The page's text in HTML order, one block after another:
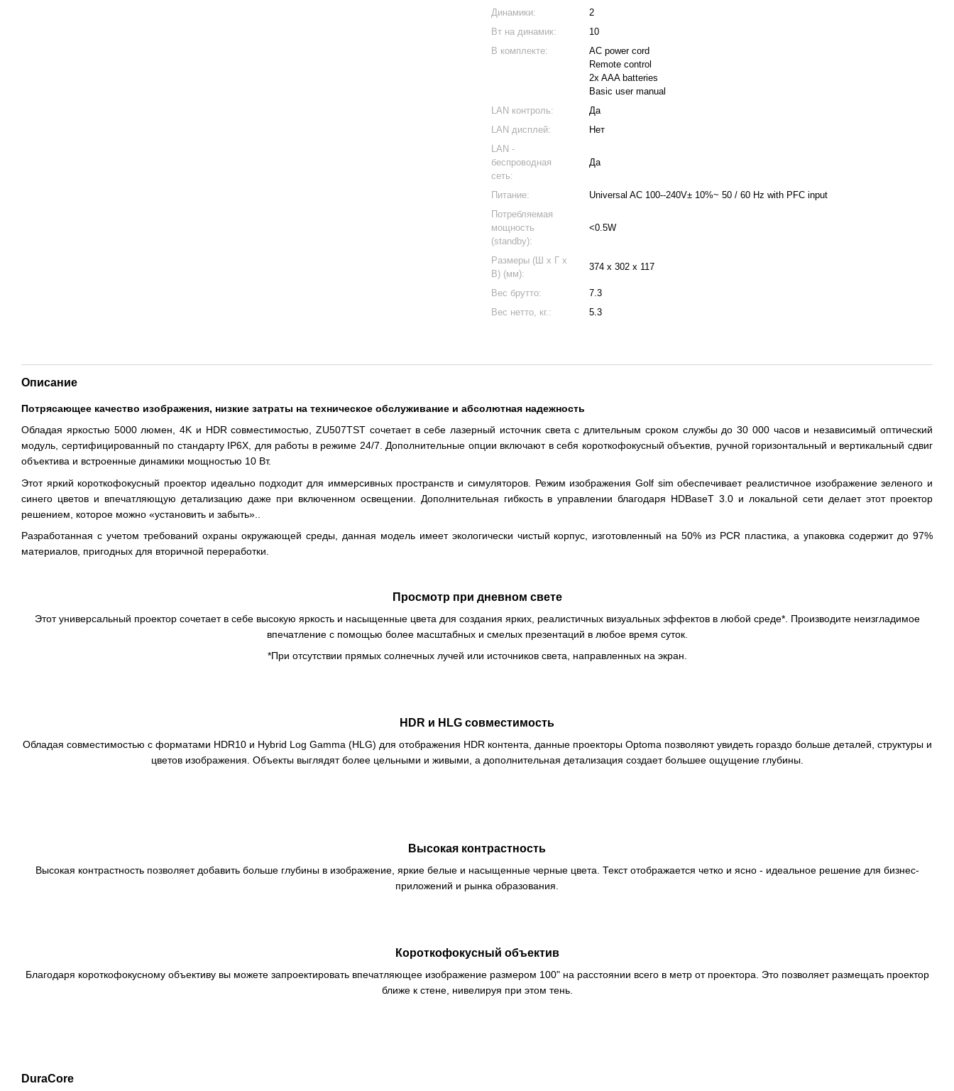
Динамики:
2
Вт на динамик:
10
В комплекте:
AC power cord
Remote control
2x AAA batteries
Basic user manual
LAN контроль:
Да
LAN дисплей:
Нет
LAN -
беспроводная
сеть:
Да
Питание:
Universal AC 100--240V± 10%~ 50 / 60 Hz with PFC input
Потребляемая
мощность
(standby):
<0.5W
Размеры (Ш x Г x
В) (мм):
374 x 302 x 117
Вес брутто:
7.3
Вес нетто, кг.:
5.3
Описание
Потрясающее качество изображения, низкие затраты на техническое обслуживание и абсолютная надежность
Обладая яркостью 5000 люмен, 4K и HDR совместимостью, ZU507TST сочетает в себе лазерный источник света с длительным сроком службы до 30 000 часов и независимый оптический
модуль, сертифицированный по стандарту IP6X, для работы в режиме 24/7. Дополнительные опции включают в себя короткофокусный объектив, ручной горизонтальный и вертикальный сдвиг
объектива и встроенные динамики мощностью 10 Вт.
Этот яркий короткофокусный проектор идеально подходит для иммерсивных пространств и симуляторов. Режим изображения Golf sim обеспечивает реалистичное изображение зеленого и
синего цветов и впечатляющую детализацию даже при включенном освещении. Дополнительная гибкость в управлении благодаря HDBaseT 3.0 и локальной сети делает этот проектор
решением, которое можно «установить и забыть»..
Разработанная с учетом требований охраны окружающей среды, данная модель имеет экологически чистый корпус, изготовленный на 50% из PCR пластика, а упаковка содержит до 97%
материалов, пригодных для вторичной переработки.
Просмотр при дневном свете
Этот универсальный проектор сочетает в себе высокую яркость и насыщенные цвета для создания ярких, реалистичных визуальных эффектов в любой среде*. Производите неизгладимое
впечатление с помощью более масштабных и смелых презентаций в любое время суток.
*При отсутствии прямых солнечных лучей или источников света, направленных на экран.
HDR и HLG совместимость
Обладая совместимостью с форматами HDR10 и Hybrid Log Gamma (HLG) для отображения HDR контента, данные проекторы Optoma позволяют увидеть гораздо больше деталей, структуры и
цветов изображения. Объекты выглядят более цельными и живыми, а дополнительная детализация создает большее ощущение глубины.
Высокая контрастность
Высокая контрастность позволяет добавить больше глубины в изображение, яркие белые и насыщенные черные цвета. Текст отображается четко и ясно - идеальное решение для бизнес-
приложений и рынка образования.
Короткофокусный объектив
Благодаря короткофокусному объективу вы можете запроектировать впечатляющее изображение размером 100" на расстоянии всего в метр от проектора. Это позволяет размещать проектор
ближе к стене, нивелируя при этом тень.
DuraCore